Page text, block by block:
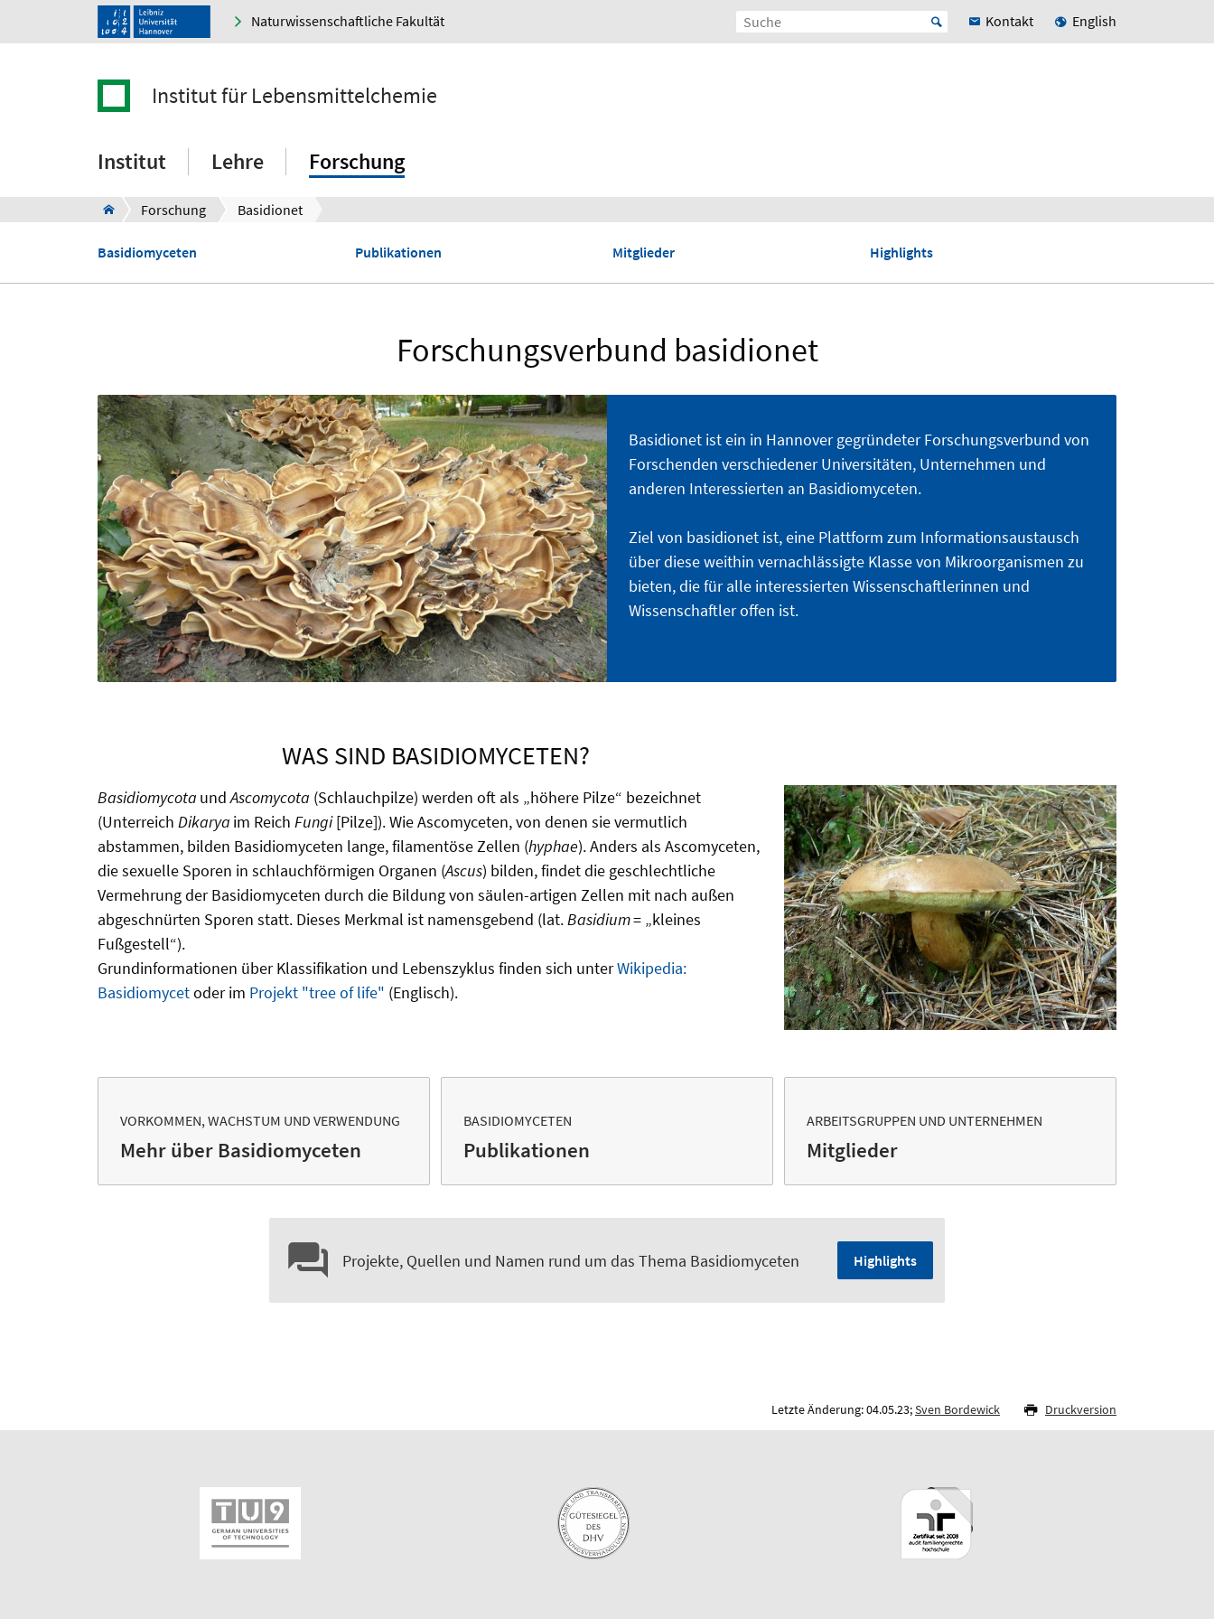
Naturwissenschaftliche Fakultät Kontakt English
Institut für Lebensmittelchemie
Institut Lehre Forschung
Forschung Basidionet
Basidiomyceten Publikationen Mitglieder Highlights
Forschungsverbund basidionet
Basidionet ist ein in Hannover gegründeter Forschungsverbund von
Forschenden verschiedener Universitäten, Unternehmen und
anderen Interessierten an Basidiomyceten.
Ziel von basidionet ist, eine Plattform zum Informationsaustausch
über diese weithin vernachlässigte Klasse von Mikroorganismen zu
bieten, die für alle interessierten Wissenschaftlerinnen und
Wissenschaftler offen ist.
WAS SIND BASIDIOMYCETEN?
Basidiomycota undAscomycota (Schlauchpilze) werden oft als „höhere Pilze“ bezeichnet
(Unterreich Dikarya im Reich Fungi[Pilze]). Wie Ascomyceten, von denen sie vermutlich
abstammen, bilden Basidiomyceten lange, filamentöse Zellen (hyphae). Anders als Ascomyceten,
die sexuelle Sporen in schlauchförmigen Organen (Ascus) bilden, findet die geschlechtliche
Vermehrung der Basidiomyceten durch die Bildung von säulen-artigen Zellen mit nach außen
abgeschnürten Sporen statt. Dieses Merkmal ist namensgebend (lat.Basidium= „kleines
Fußgestell“).
Grundinformationen über Klassifikation und Lebenszyklus finden sich unterWikipedia:
Basidiomycetoder im Projekt "tree of life" (Englisch).
VORKOMMEN, WACHSTUM UND VERWENDUNG
Mehr über Basidiomyceten
BASIDIOMYCETEN
Publikationen
ARBEITSGRUPPEN UND UNTERNEHMEN
Mitglieder
Projekte, Quellen und Namen rund um das Thema Basidiomyceten Highlights
Letzte Änderung: 04.05.23;Sven Bordewick Druckversion